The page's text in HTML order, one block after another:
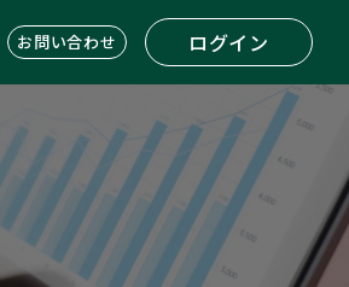
お問い合わせ ログイン